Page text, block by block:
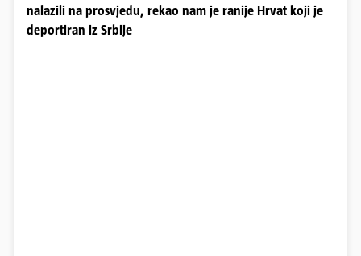
nalazili na prosvjedu, rekao nam je ranije Hrvat koji je
deportiran iz Srbije